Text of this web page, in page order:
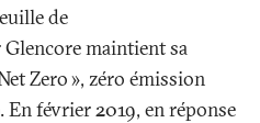
de
Glencore maintient sa
Zero», zéro émission
En février 2019, en réponse